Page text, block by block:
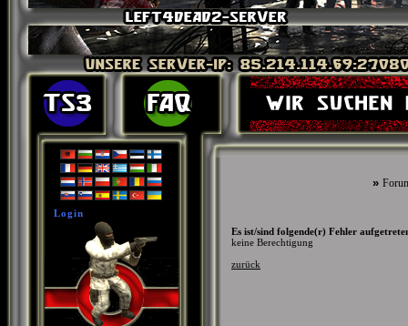
»
Login
Es ist/sind folgende(r) Fehler
keine Berechtigung
zurück